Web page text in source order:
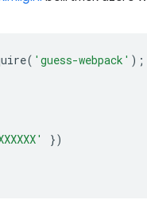
( 'guess-webpack' );
})